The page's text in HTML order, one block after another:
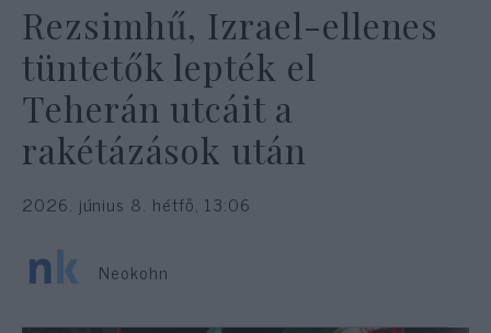
Rezsimhű, Izrael-ellenes
tüntetők lepték el
Teherán utcáit a
rakétázások után
2026. június 8. hétfő, 13:06
Neokohn